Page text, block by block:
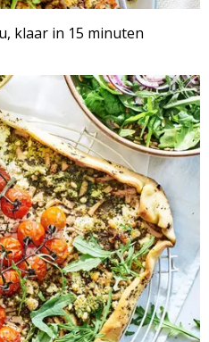
klaar in 15 minuten